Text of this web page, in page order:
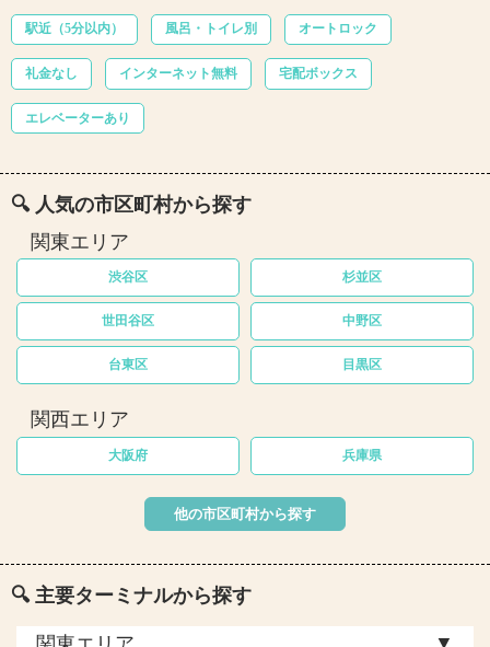
駅近（5分以内） 風呂・トイレ別 オートロック
礼金なし インターネット無料 宅配ボックス
エレベーターあり
🔍 人気の市区町村から探す
関東エリア
渋谷区 杉並区
世田谷区 中野区
台東区 目黒区
関西エリア
大阪府 兵庫県
他の市区町村から探す
🔍 主要ターミナルから探す